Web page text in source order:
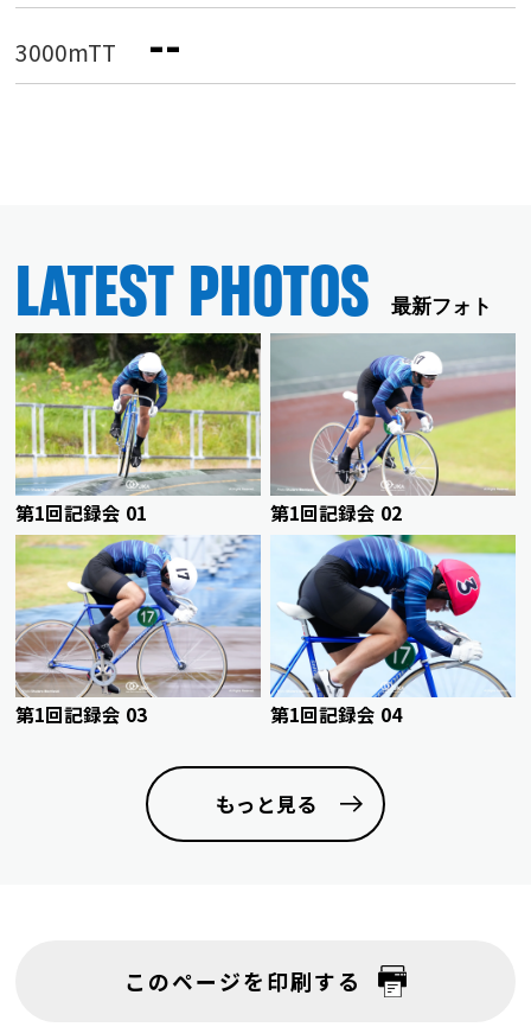
3000mTT --
LATEST PHOTOS 最新フォト
第1回記録会 01 第1回記録会 02
第1回記録会 03 第1回記録会 04
もっと見る
このページを印刷する